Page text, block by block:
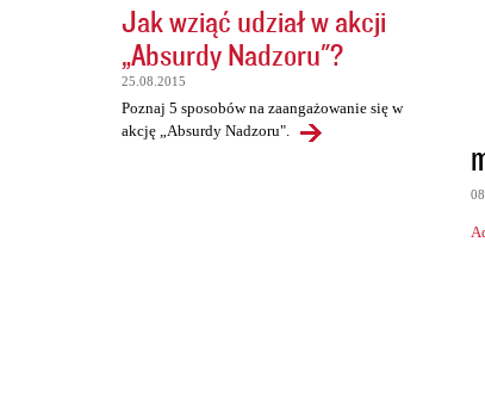
Jak wziąć udział w akcji
„Absurdy Nadzoru"?
25.08.2015
Poznaj 5 sposobów na zaangażowanie się w
akcję „Absurdy Nadzoru".